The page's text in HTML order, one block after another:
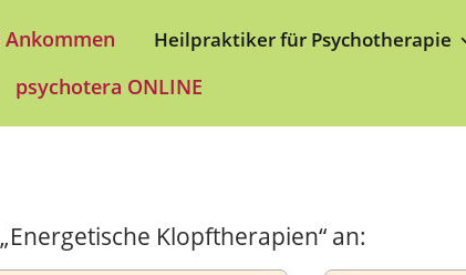
Heilpraktiker für Psychotherapie
psychotera ONLINE
Klopftherapien“ an: